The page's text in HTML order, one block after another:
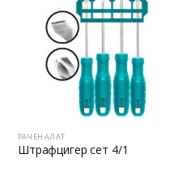
РАЧЕН АЛАТ
Штрафцигер сет 4/1